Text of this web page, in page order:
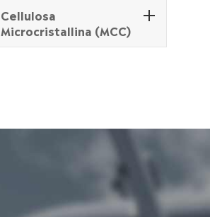
Cellulosa
Microcristallina (MCC)